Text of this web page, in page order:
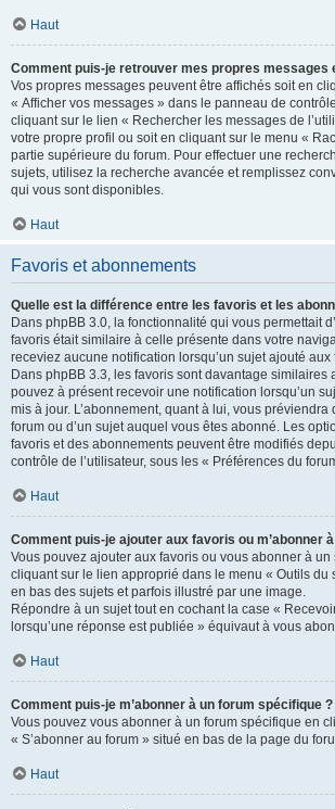
Haut
Comment puis-je retrouver mes propres messages
Vos propres messages peuvent être affichés soit en
« Afficher vos messages » dans le panneau de
cliquant sur le lien « Rechercher les messages de
votre propre profil ou soit en cliquant sur le menu «
partie supérieure du forum. Pour effectuer une
sujets, utilisez la recherche avancée et remplissez
qui vous sont disponibles.
Haut
Favoris et abonnements
Quelle est la différence entre les favoris et les
Dans phpBB 3.0, la fonctionnalité qui vous permettait
favoris était similaire à celle présente dans votre
receviez aucune notification lorsqu’un sujet ajouté aux
Dans phpBB 3.3, les favoris sont davantage similaires
pouvez à présent recevoir une notification lorsqu’un
mis à jour. L’abonnement, quant à lui, vous préviendra
forum ou d’un sujet auquel vous êtes abonné. Les
favoris et des abonnements peuvent être modifiés
contrôle de l’utilisateur, sous les « Préférences du
Haut
Comment puis-je ajouter aux favoris ou m’abonner
Vous pouvez ajouter aux favoris ou vous abonner à
cliquant sur le lien approprié dans le menu « Outils du
en bas des sujets et parfois illustré par une image.
Répondre à un sujet tout en cochant la case «
lorsqu’une réponse est publiée » équivaut à vous
Haut
Comment puis-je m’abonner à un forum spécifique ?
Vous pouvez vous abonner à un forum spécifique en
« S’abonner au forum » situé en bas de la page du
Haut